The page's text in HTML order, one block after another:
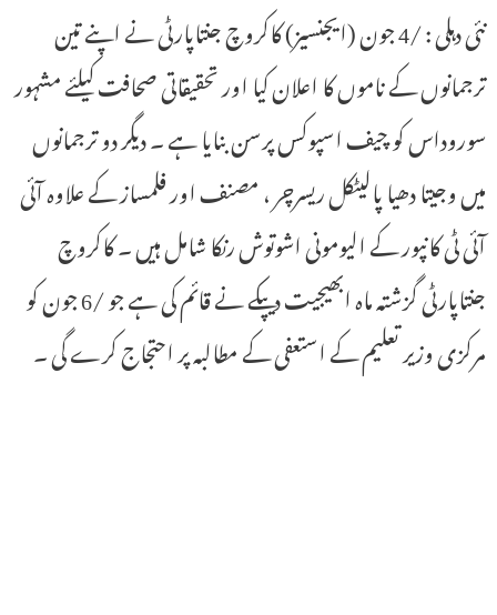
نئی دہلی : /4 جون (ایجنسیز) کاکروچ جنتاپارٹی نے اپنے تین
ترجمانوں کے ناموں کا اعلان کیا اور تحقیقاتی صحافت کیلئے مشہور
سوروداس کو چیف اسپوکس پرسن بنایا ہے ۔ دیگر دو ترجمانوں
میں وجیتا دھیا پالیٹکل ریسرچر ، مصنف اور فلمساز کے علاوہ آئی
آئی ٹی کانپور کے الیومونی اشوتوش رنکا شامل ہیں ۔ کاکروچ
جنتاپارٹی گزشتہ ماہ ابھیجیت دیپکے نے قائم کی ہے جو /6 جون کو
مرکزی وزیر تعلیم کے استعفی کے مطالبہ پر احتجاج کرے گی ۔